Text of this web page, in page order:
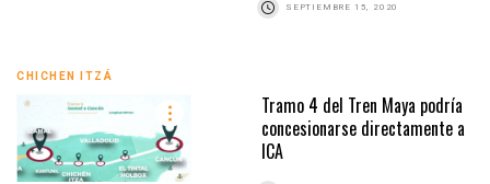
SEPTIEMBRE 15, 2020
CHICHEN ITZÁ
Tramo 4 del Tren Maya podría
concesionarse directamente a
ICA